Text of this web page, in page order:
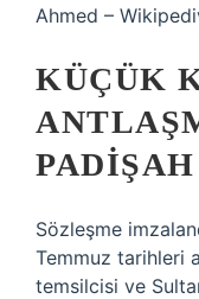
Ahmed –
KÜÇÜK
Sözleşme
Temmuz tarihleri
temsilcisi ve